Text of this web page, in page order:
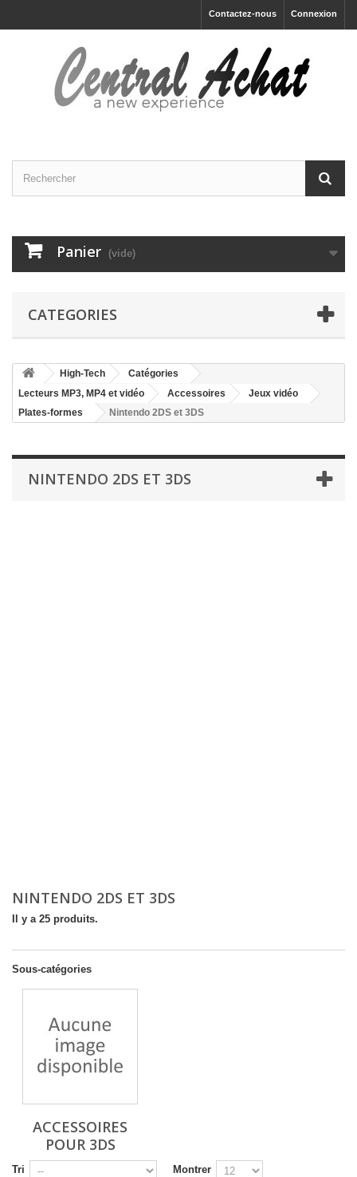
Connexion
Contactez-nous
Panier (vide)
CATEGORIES
High-Tech
Catégories
Lecteurs MP3, MP4 et vidéo
Accessoires
Jeux vidéo
Plates-formes
Nintendo 2DS et 3DS
NINTENDO 2DS ET 3DS
NINTENDO 2DS ET 3DS
Il y a 25 produits.
Sous-catégories
ACCESSOIRES
POUR 3DS
Tri
Montrer